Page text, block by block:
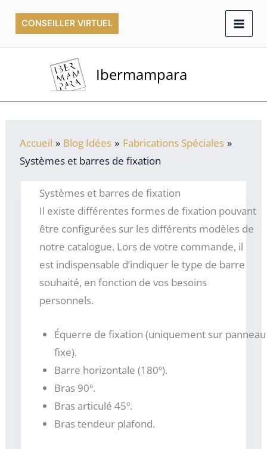
CONSEILLER VIRTUEL
Ibermampara
Accueil Blog Idées
Fabrications Spéciales
Systèmes et barres de fixation
Systèmes et barres de fixation
Il existe différentes formes de fixation pouvant
être configurées sur les différents modèles de
notre catalogue. Lors de votre commande, il
est indispensable d’indiquer le type de barre
souhaité, en fonction de vos besoins
personnels.
Équerre de fixation (uniquement sur panneau
fixe).
Barre horizontale (180º).
Bras 90º.
Bras articulé 45º.
Bras tendeur plafond.